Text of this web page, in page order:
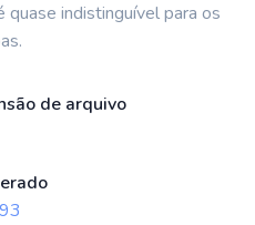
indistinguível para os
de arquivo